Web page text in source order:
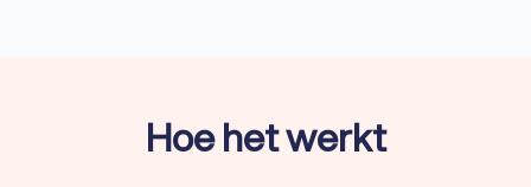
optimale btw-positie voor je onderneming of bedrijf.
Hoe het werkt